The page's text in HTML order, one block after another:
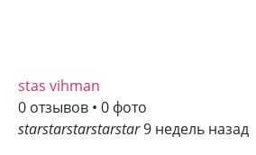
stas vihman
0 отзывов • 0 фото
starstarstarstarstar9 недель назад